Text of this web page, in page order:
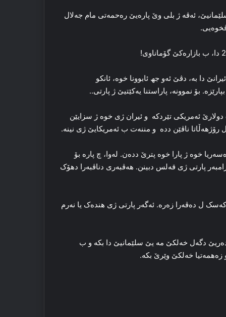
ژ بەغدایێ هاتنە سلێمانیێ، ئەڤە ژ بلی وێ پارەیێ رەحمەتی مام جەلال
دا بە، دڤێ ئەو جھ ئابوونا خوە، ئانکو
بۆ نموونە، پاراستنا یەكێتیێ ژ پارتی..
دولارێ ئەمریکی تێردکە و ئیران ژی خوە ژ سزایێن
رۆژهەڵاتا ناڤێن ددە و مننەت ب ئەمریکایێ ژی نینە.
خوە ژ پارا خوە پترێ ددەن. لەوا، چ پارە بۆ
پارتی ژی قەلس دبینن. هەڤبەری دناڤبەرا دهۆک
کەسک ل دەڤەرا زەرە. ئەگەر پارتی ژی هندەک یا نەرم
دگەل خەلکێ مە یێ سلێمانیێ دا بکە و ب
زەهمەتیا خەلکێ وێرێ بکە.